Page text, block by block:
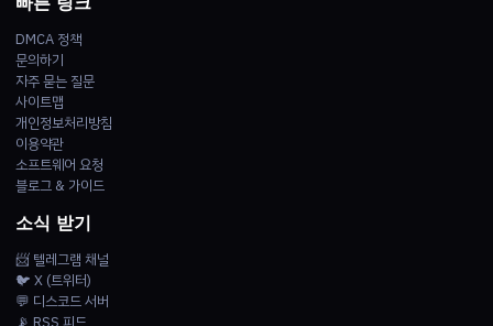
DMCA 정책
문의하기
자주 묻는 질문
사이트맵
개인정보처리방침
이용약관
소프트웨어 요청
블로그 & 가이드
소식 받기
📨 텔레그램 채널
🐦 X (트위터)
💬 디스코드 서버